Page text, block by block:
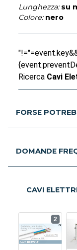
Lunghezza: su
Colore: nero
Ricerca Cavi
FORSE
DOMANDE
CAVI
2